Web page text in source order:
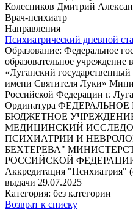
Колесников Дмитрий
Врач-психиатр
Направления
Психиатрический дневной
Образование: Федеральное
образовательное учреждение
«Луганский
имени Святителя Луки»
Российской Федерации г.
Ординатура
БЮДЖЕТНОЕ
МЕДИЦИНСКИЙ
ПСИХИАТРИИ И
БЕХТЕРЕВА"
РОССИЙСКОЙ ФЕДЕРАЦИИ,
Аккредитация "Психиатрия"
выдачи 29.07.2025
Категория: без категории
Возврат к списку